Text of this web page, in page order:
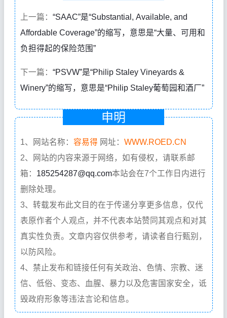
上一篇： “SAAC”是“Substantial, Available, and
Affordable Coverage”的缩写，意思是“大量、可用和
负担得起的保险范围”
下一篇： “PSVW”是“Philip Staley Vineyards &
Winery”的缩写，意思是“Philip Staley葡萄园和酒厂”
申明
1、网站名称： 容易得 网址： WWW.ROED.CN
2、网站的内容来源于网络，如有侵权，请联系邮
箱： 185254287@qq.com本站会在7个工作日内进行
删除处理。
3、转载发布此文目的在于传递分享更多信息，仅代
表原作者个人观点，并不代表本站赞同其观点和对其
真实性负责。文章内容仅供参考，请读者自行甄别，
以防风险。
4、禁止发布和链接任何有关政治、色情、宗教、迷
信、低俗、变态、血腥、暴力以及危害国家安全，诋
毁政府形象等违法言论和信息。